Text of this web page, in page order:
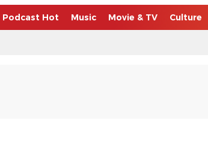
Podcast Hot Music Movie & TV Culture